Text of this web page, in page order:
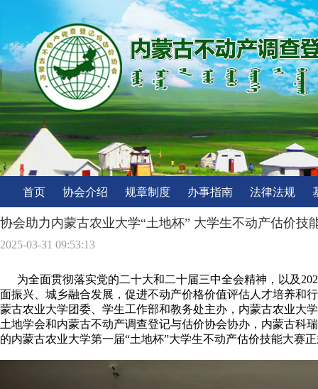
首页 协会介绍 规章制度 办事指南 法律法规
协会助力内蒙古农业大学“土地杯” 大学生不动产估价技
2025-03-31 09:53:13
为全面贯彻落实党的二十大和二十届三中全会精神，以及
面振兴、城乡融合发展，促进不动产价格价值评估人才培养和
蒙古农业大学团委、学生工作部和教务处主办，内蒙古农业大
土地学会和内蒙古不动产调查登记与估价协会协办，内蒙古科
的内蒙古农业大学第一届“土地杯”大学生不动产估价技能大赛